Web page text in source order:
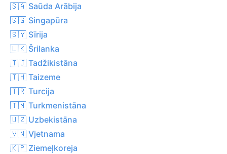
🇸🇦 Saūda Arābija
🇸🇬 Singapūra
🇸🇾 Sīrija
🇱🇰 Šrilanka
🇹🇯 Tadžikistāna
🇹🇭 Taizeme
🇹🇷 Turcija
🇹🇲 Turkmenistāna
🇺🇿 Uzbekistāna
🇻🇳 Vjetnama
🇰🇵 Ziemeļkoreja